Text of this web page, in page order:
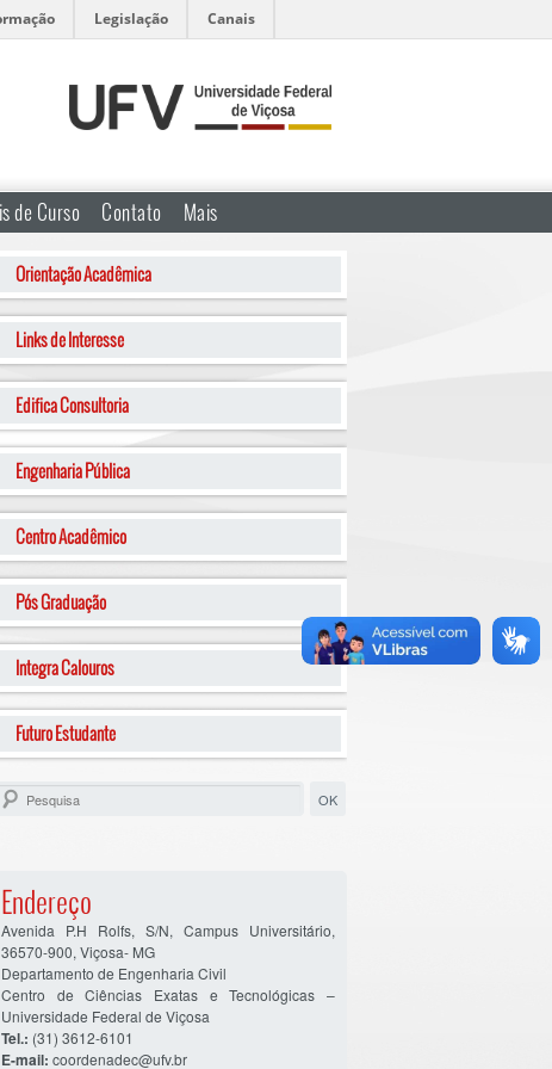
Legislação Canais
de Curso Contato Mais
Orientação Acadêmica
Links de Interesse
Edifica Consultoria
Engenharia Pública
Centro Acadêmico
Pós Graduação
Integra Calouros
Futuro Estudante
Endereço
Avenida P.H Rolfs, S/N, Campus Universitário,
36570-900, Viçosa- MG
Departamento de Engenharia Civil
Centro de Ciências Exatas e Tecnológicas –
Universidade Federal de Viçosa
Tel.: (31) 3612-6101
E-mail: coordenadec@ufv.br